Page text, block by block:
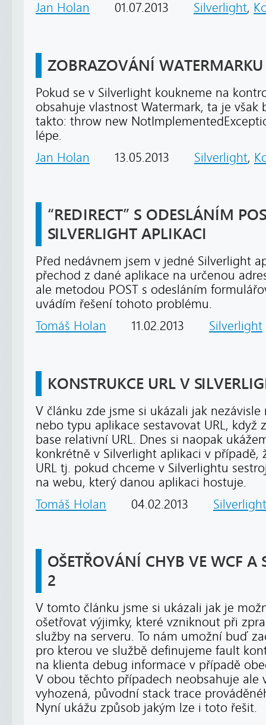
Jan Holan
01.07.2013 Silverlight,
ZOBRAZOVÁNÍ WATERMARKU
Pokud se v Silverlight koukneme na
obsahuje vlastnost Watermark, ta je
takto: throw new
lépe.
Jan Holan
13.05.2013 Silverlight,
“REDIRECT” S ODESLÁNÍM
SILVERLIGHT APLIKACI
Před nedávnem jsem v jedné Silverlight
přechod z dané aplikace na určenou
ale metodou POST s odesláním
uvádím řešení tohoto problému.
Tomáš Holan
11.02.2013 Silverlight
KONSTRUKCE URL V
V článku zde jsme si ukázali jak
nebo typu aplikace sestavovat URL, když
base relativní URL. Dnes si naopak
konkrétně v Silverlight aplikaci v případě,
URL tj. pokud chceme v Silverlightu
na webu, který danou aplikaci hostuje.
Tomáš Holan
04.02.2013 Silverlight
OŠETŘOVÁNÍ CHYB VE WCF A
2
V tomto článku jsme si ukázali jak je
ošetřovat výjimky, které vzniknout při
služby na serveru. To nám umožní buď
pro kterou ve službě definujeme fault
na klienta debug informace v případě
V obou těchto případech neobsahuje ale
vyhozená, původní stack trace
Nyní ukážu způsob jakým lze i toto řešit.